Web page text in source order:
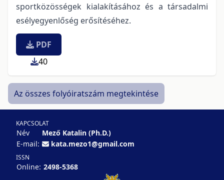
sportközösségek kialakításához és a társadalmi
esélyegyenlőség erősítéséhez.
PDF
40
Az összes folyóiratszám megtekintése
KAPCSOLAT
Név
Mező Katalin (Ph.D.)
E-mail:
kata.mezo1@gmail.com
ISSN
Online: 2498-5368